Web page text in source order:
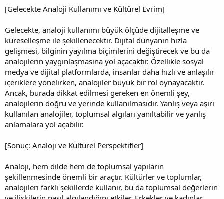
[Gelecekte Analoji Kullanımı ve Kültürel Evrim]
Gelecekte, analoji kullanımı büyük ölçüde dijitalleşme ve
küreselleşme ile şekillenecektir. Dijital dünyanın hızla
gelişmesi, bilginin yayılma biçimlerini değiştirecek ve bu da
analojilerin yaygınlaşmasına yol açacaktır. Özellikle sosyal
medya ve dijital platformlarda, insanlar daha hızlı ve anlaşılır
içeriklere yönelirken, analojiler büyük bir rol oynayacaktır.
Ancak, burada dikkat edilmesi gereken en önemli şey,
analojilerin doğru ve yerinde kullanılmasıdır. Yanlış veya aşırı
kullanılan analojiler, toplumsal algıları yanıltabilir ve yanlış
anlamalara yol açabilir.
[Sonuç: Analoji ve Kültürel Perspektifler]
Analoji, hem dilde hem de toplumsal yapıların
şekillenmesinde önemli bir araçtır. Kültürler ve toplumlar,
analojileri farklı şekillerde kullanır, bu da toplumsal değerlerin